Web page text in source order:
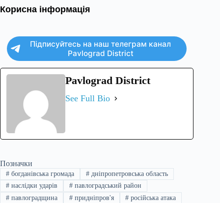
Корисна інформація
Підписуйтесь на наш телеграм канал
Pavlograd District
Pavlograd District
See Full Bio
Позначки
#богданівська громада #дніпропетровська область
#наслідки ударів #павлоградський район
#павлоградщина #придніпров'я # російська атака